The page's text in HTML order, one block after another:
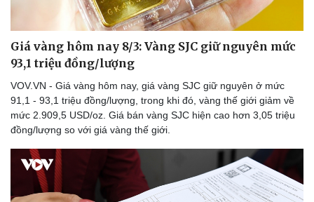
Doanh nghiệp
Thông tin doanh nghiệp
Doanh nghiệp 24h
Doanh nhân
Vì cộng đồng
Sành điệu
Tin Công nghệ
Trải nghiệm
Giá vàng hôm nay 8/3: Vàng SJC giữ nguyên mức
93,1 triệu đồng/lượng
VOV.VN - Giá vàng hôm nay, giá vàng SJC giữ nguyên ở mức
91,1 - 93,1 triệu đồng/lượng, trong khi đó, vàng thế giới giảm về
mức 2.909,5 USD/oz. Giá bán vàng SJC hiện cao hơn 3,05 triệu
đồng/lượng so với giá vàng thế giới.